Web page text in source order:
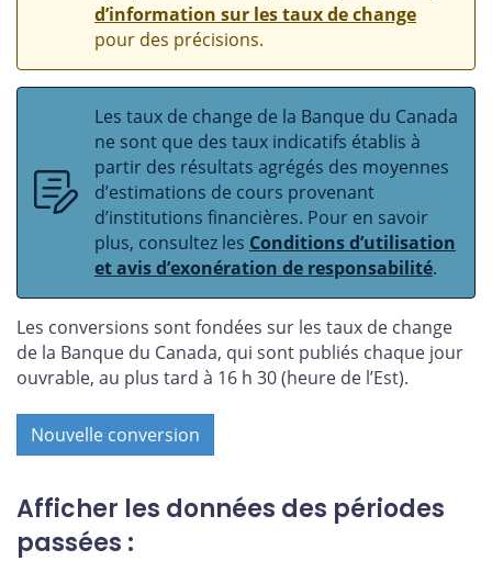
d’information sur les taux de change
pour des précisions.
Les taux de change de la Banque du Canada
ne sont que des taux indicatifs établis à
partir des résultats agrégés des moyennes
d’estimations de cours provenant
d’institutions financières. Pour en savoir
plus, consultez les Conditions d’utilisation
et avis d’exonération de responsabilité.
Les conversions sont fondées sur les taux de change
de la Banque du Canada, qui sont publiés chaque jour
ouvrable, au plus tard à 16 h 30 (heure de l’Est).
Nouvelle conversion
Afficher les données des périodes
passées :